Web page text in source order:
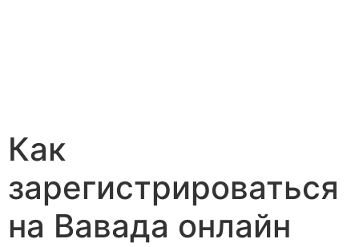
Как
зарегистрироваться
на Вавада онлайн